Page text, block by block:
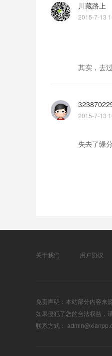
川藏路上
2015-7-13
其实，去
2015-7-13
失去了缘
关于我们 用户协议
免责声明：本站部分内容来
如果侵犯了您的合法权益，
联系方式：